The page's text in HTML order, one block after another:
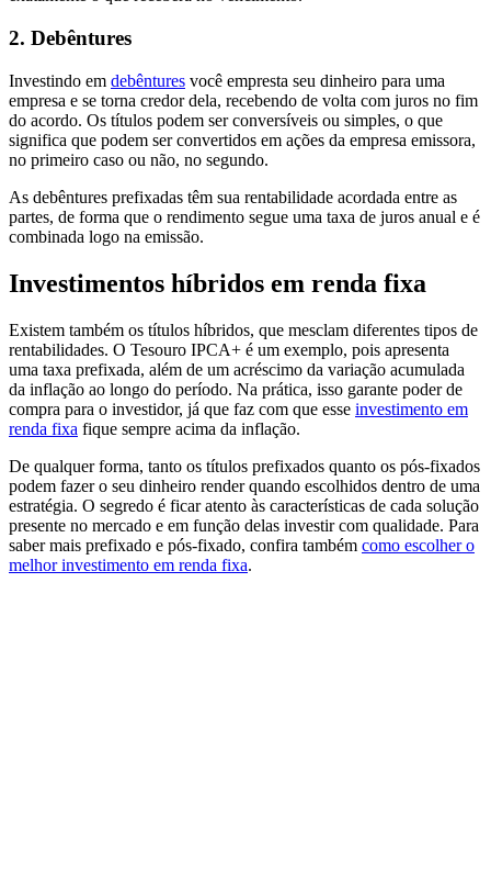
2. Debêntures
Investindo em debêntures você empresta seu dinheiro para uma
empresa e se torna credor dela, recebendo de volta com juros no fim
do acordo. Os títulos podem ser conversíveis ou simples, o que
significa que podem ser convertidos em ações da empresa emissora,
no primeiro caso ou não, no segundo.
As debêntures prefixadas têm sua rentabilidade acordada entre as
partes, de forma que o rendimento segue uma taxa de juros anual e é
combinada logo na emissão.
Investimentos híbridos em renda fixa
Existem também os títulos híbridos, que mesclam diferentes tipos de
rentabilidades. O Tesouro IPCA+ é um exemplo, pois apresenta
uma taxa prefixada, além de um acréscimo da variação acumulada
da inflação ao longo do período. Na prática, isso garante poder de
compra para o investidor, já que faz com que esse investimento em
renda fixa fique sempre acima da inflação.
De qualquer forma, tanto os títulos prefixados quanto os pós-fixados
podem fazer o seu dinheiro render quando escolhidos dentro de uma
estratégia. O segredo é ficar atento às características de cada solução
presente no mercado e em função delas investir com qualidade. Para
saber mais prefixado e pós-fixado, confira também como escolher o
melhor investimento em renda fixa.